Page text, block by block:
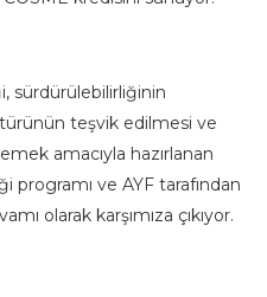
sürdürülebilirliğinin
teşvik edilmesi ve
amacıyla hazırlanan
programı ve AYF tarafından
olarak karşımıza çıkıyor.